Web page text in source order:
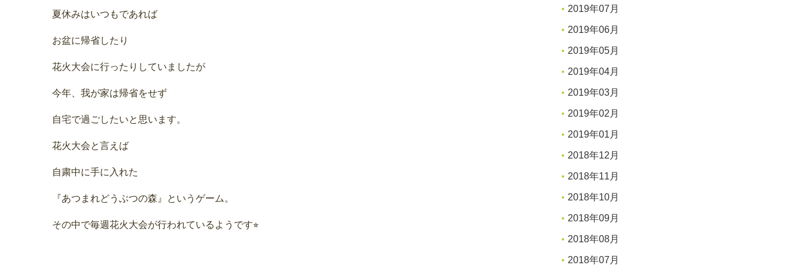
夏休みはいつもであれば
お盆に帰省したり
花火大会に行ったりしていましたが
今年、我が家は帰省をせず
自宅で過ごしたいと思います。
花火大会と言えば
自粛中に手に入れた
『あつまれどうぶつの森』というゲーム。
その中で毎週花火大会が行われているようです⭐︎
2019年07月
2019年06月
2019年05月
2019年04月
2019年03月
2019年02月
2019年01月
2018年12月
2018年11月
2018年10月
2018年09月
2018年08月
2018年07月